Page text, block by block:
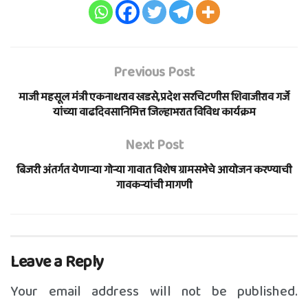
Previous Post
माजी महसूल मंत्री एकनाथराव खडसे,प्रदेश सरचिटणीस शिवाजीराव गर्जे
यांच्या वाढदिवसानिमित्त जिल्हाभरात विविध कार्यक्रम
Next Post
बिजरी अंतर्गत येणाऱ्या गोऱ्या गावात विशेष ग्रामसभेचे आयोजन करण्याची
गावकऱ्यांची मागणी
Leave a Reply
Your email address will not be published.